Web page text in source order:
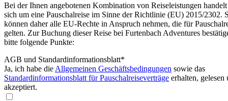
Bei der Ihnen angebotenen Kombination von Reiseleistungen handelt
sich um eine Pauschalreise im Sinne der Richtlinie (EU) 2015/2302.
können daher alle EU-Rechte in Anspruch nehmen, die für
gelten. Zur Buchung dieser Reise bei Furtenbach Adventures
bitte folgende Punkte:
AGB und Standardinformationsblatt*
Ja, ich habe die Allgemeinen Geschäftsbedingungen sowie das
Standardinformationsblatt für Pauschalreiseverträge erhalten, gelesen
akzeptiert.